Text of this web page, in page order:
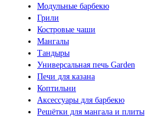
Модульные барбекю
Грили
Костровые чаши
Мангалы
Тандыры
Универсальная печь Garden
Печи для казана
Коптильни
Аксессуары для барбекю
Решётки для мангала и плиты